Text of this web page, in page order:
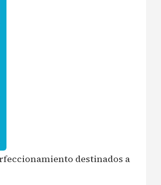
destinados a